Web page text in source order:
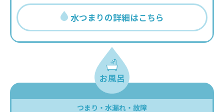
水つまりの詳細はこちら
お風呂
つまり・水漏れ・故障